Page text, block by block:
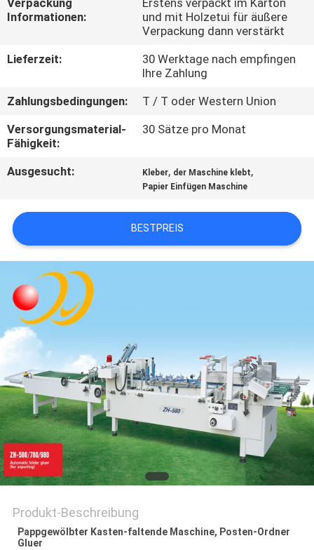
QUALITÄTSKONTROLLE
TRETEN
MIT
UNS
VERBINDUNG
FORDERN
SIE EIN
ZITAT
SITEMAP
PRIVACY
POLICY
Verpackung
Informationen:
Erstens verpackt im Karton
und mit Holzetui für äußere
Verpackung dann verstärkt
Lieferzeit:
30 Werktage nach empfingen
Ihre Zahlung
Zahlungsbedingungen:
T / T oder Western Union
Versorgungsmaterial-
Fähigkeit:
30 Sätze pro Monat
Ausgesucht: Kleber, der Maschine klebt,
Papier Einfügen Maschine
BESTPREIS
Produkt-Beschreibung
Pappgewölbter Kasten-faltende Maschine, Posten-Ordner
Gluer